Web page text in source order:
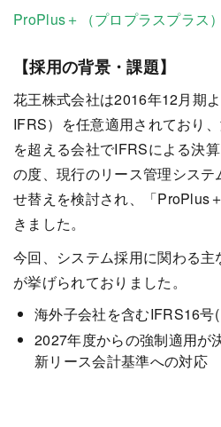
ProPlus＋（プロプラスプラス）
【採用の背景・課題】
花王株式会社は2016年12月期
IFRS）を任意適用されており
を超える会社でIFRSによる決
の度、現行のリース管理シス
せ替えを検討され、「ProPlus
きました。
今回、システム採用に関わる
が挙げられておりました。
海外子会社を含むIFRS16号
2027年度からの強制適用が
新リース会計基準への対応